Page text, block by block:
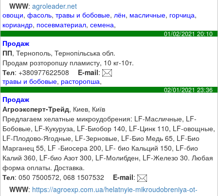
WWW:agroleader.net
овощи,фасоль,травы и бобовые, лён, масличные, горчица,
кориандр, посевматериал,семена,
01/02/2021 20:10
Продаж
ПП, Тернополь, Тернопільська обл.
Продам розторопшу пламисту, 10 кг-10т.
Тел: +380977622508 E-mail:
травы и бобовые, расторопша,
02/01/2021 23:36
Продаж
Агроэксперт-Трейд, Киев, Київ
Предлагаем хелатные микроудобрения: LF-Масличные, LF-
Бобовые, LF-Кукуруза, LF-Биобор 140, LF-Цинк 110, LF-овощные,
LF-Плодово-Ягодные, LF-Зерновые, LF-Био Медь 65, LF-Био
Марганец 55, LF -Биосера 200, LF- био Кальций 150, LF-био
Калий 360, LF-био Азот 300, LF-Молибден, LF-Железо 30. Любая
форма оплаты. Доставка.
Тел: 050 7500572, 068 1507532 E-mail:
WWW: https://agroexp.com.ua/helatnyie-mikroudobreniya-ot-